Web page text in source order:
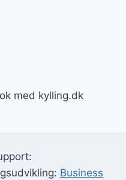
med kylling.dk
Business